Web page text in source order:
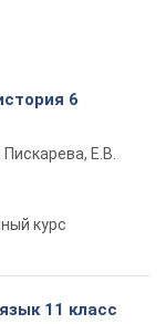
6
Е.В.
курс
11 класс